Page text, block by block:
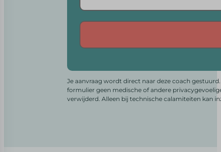
Je aanvraag wordt direct naar deze coach
formulier geen medische of andere
verwijderd. Alleen bij technische calamiteiten kan